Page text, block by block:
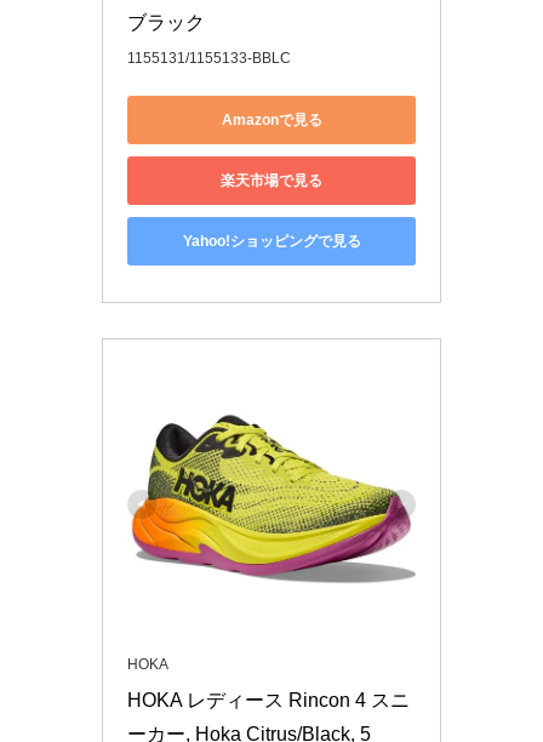
ブラック
1155131/1155133-BBLC
Amazonで見る
楽天市場で見る
Yahoo!ショッピングで見る
HOKA
HOKA レディース Rincon 4 スニ
ーカー, Hoka Citrus/Black, 5